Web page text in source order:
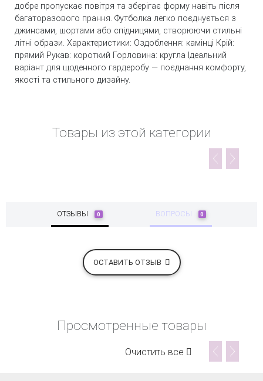
добре пропускає повітря та зберігає форму навіть після
багаторазового прання. Футболка легко поєднується з
джинсами, шортами або спідницями, створюючи стильні
літні образи. Характеристики: Оздоблення: камінці Крій:
прямий Рукав: короткий Горловина: кругла Ідеальний
варіант для щоденного гардеробу — поєднання комфорту,
якості та стильного дизайну.
Товары из этой категории
ОТЗЫВЫ 0 ВОПРОСЫ 0
ОСТАВИТЬ ОТЗЫВ
Просмотренные товары
Очистить все